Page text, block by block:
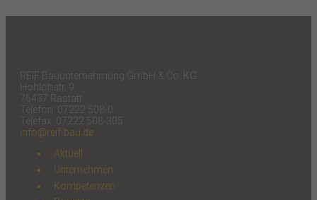
REIF Bauunternehmung GmbH & Co. KG
Hohlohstr. 9
76437 Rastatt
Telefon: 07222 508-0
Telefax: 07222 508-305
info@reif-bau.de
Aktuell
Unternehmen
Kompetenzen